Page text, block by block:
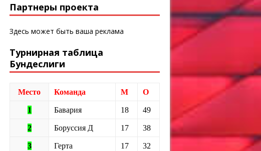
Партнеры проекта
Здесь может быть ваша реклама
Турнирная таблица
Бундеслиги
Место Команда М О
1 Бавария 18 49
2 Боруссия Д 17 38
3 Герта 17 32